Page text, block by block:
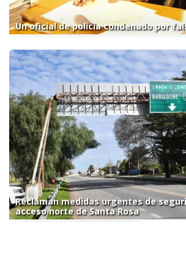
Un oficial de policía condenado por
Reclaman medidas urgentes de
acceso norte de Santa Rosa